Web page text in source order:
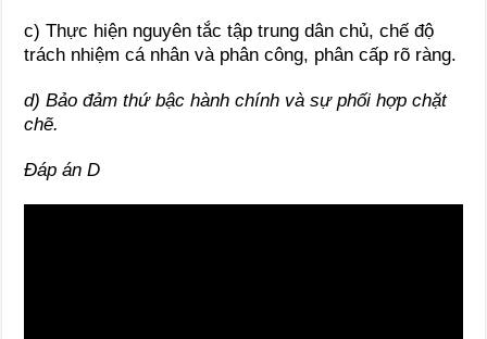
c) Thực hiện nguyên tắc tập trung dân chủ, chế độ
trách nhiệm cá nhân và phân công, phân cấp rõ ràng.
d) Bảo đảm thứ bậc hành chính và sự phối hợp chặt
chẽ.
Đáp án D